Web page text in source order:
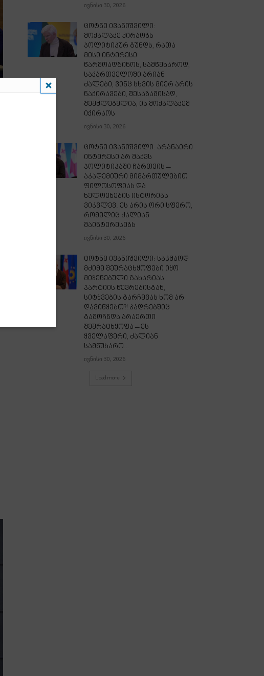
ივნისი 30, 2026
ცოტნე ივანიშვილი:
მოქალაქე ქირაობს
პოლიტიკურ გუნდს, რათა
მისი ინტერესი
წარმოადგინოს, სამწუხაროდ,
საქართველოში არიან
ძალები, ვინც სხვის მიერ არის
ნაქირავები, შესაბამისად,
შეუძლებელია, ის მოქალაქემ
იქირაოს
ივნისი 30, 2026
ცოტნე ივანიშვილი: არანაირი
ინტერესი არ მაქვს
პოლიტიკაში ჩართვის –
აკადემიური მიმართულებით
ფილოსოფიას და
ხელოვნების ისტორიას
ვიკვლევ. ეს არის ორი სფერო,
რომელიც ძალიან
მაინტერესებს
ივნისი 30, 2026
ცოტნე ივანიშვილი: საკმაოდ
მძიმე შეურაცხყოფები იყო
მიყენებული გახარიას
პარტიის წევრებისგან,
სიტყვების გარჩევას ხომ არ
დავიწყებთ?! კადრებშიც
გამოჩნდა არაერთი
შეურაცხყოფა – ეს
ყველაფერი, ძალიან
სამწუხარო...
ივნისი 30, 2026
Load more